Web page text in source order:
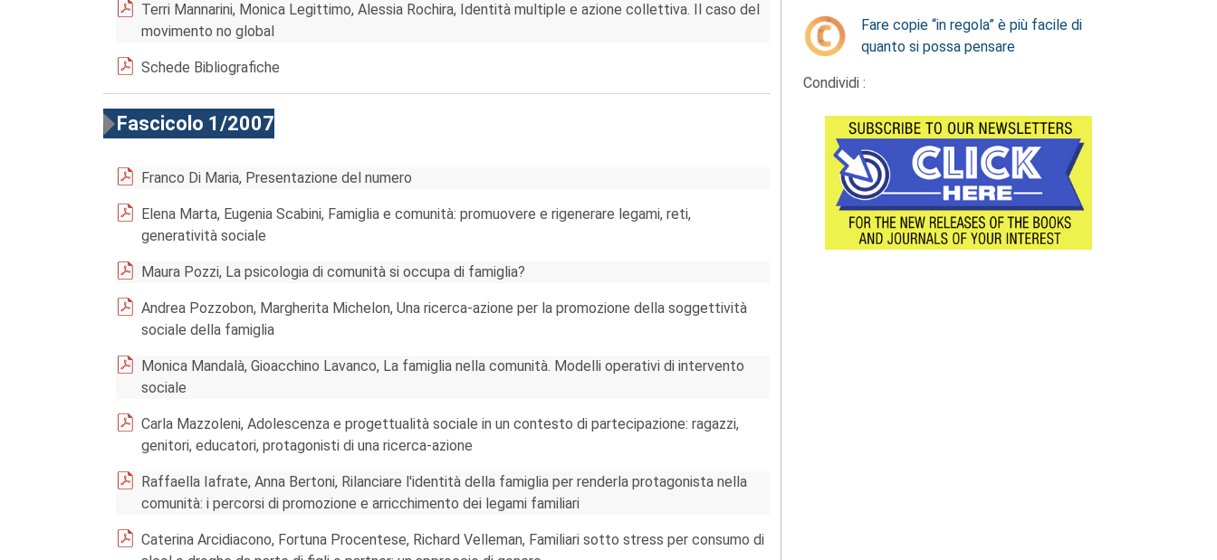
Terri Mannarini, Monica Legittimo, Alessia Rochira, Identità multiple e azione collettiva. Il caso del
movimento no global
Schede Bibliografiche
Fascicolo 1/2007
Franco Di Maria, Presentazione del numero
Elena Marta, Eugenia Scabini, Famiglia e comunità: promuovere e rigenerare legami, reti,
generatività sociale
Maura Pozzi, La psicologia di comunità si occupa di famiglia?
Andrea Pozzobon, Margherita Michelon, Una ricerca-azione per la promozione della soggettività
sociale della famiglia
Monica Mandalà, Gioacchino Lavanco, La famiglia nella comunità. Modelli operativi di intervento
sociale
Carla Mazzoleni, Adolescenza e progettualità sociale in un contesto di partecipazione: ragazzi,
genitori, educatori, protagonisti di una ricerca-azione
Raffaella Iafrate, Anna Bertoni, Rilanciare l'identità della famiglia per renderla protagonista nella
comunità: i percorsi di promozione e arricchimento dei legami familiari
Caterina Arcidiacono, Fortuna Procentese, Richard Velleman, Familiari sotto stress per consumo di
Fare copie “in regola” è più facile di
quanto si possa pensare
Condividi :